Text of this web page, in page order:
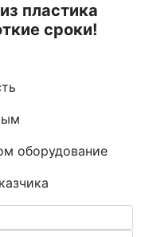
пластика
сроки!
оборудование